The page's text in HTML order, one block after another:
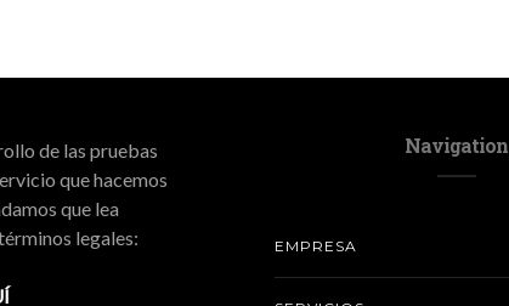
de las pruebas
que hacemos
que lea
legales:
Navigation
EMPRESA